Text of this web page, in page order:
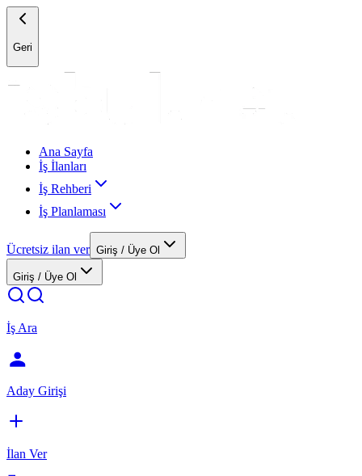
Geri
Ana Sayfa
İş İlanları
İş Rehberi
İş Planlaması
Ücretsiz ilan ver Giriş / Üye Ol
Giriş / Üye Ol
İş Ara
Aday Girişi
İlan Ver